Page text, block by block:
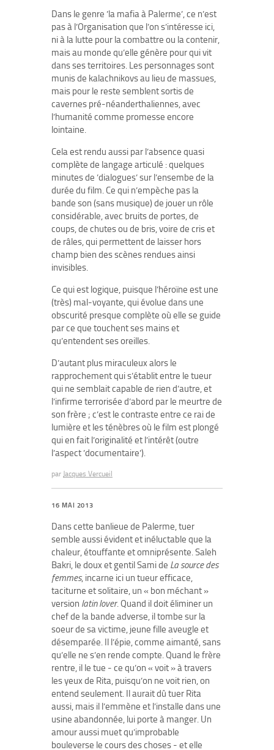
Dans le genre ’la mafia à Palerme’, ce n’est
pas à l’Organisation que l’on s’intéresse ici,
ni à la lutte pour la combattre ou la contenir,
mais au monde qu’elle génère pour qui vit
dans ses territoires. Les personnages sont
munis de kalachnikovs au lieu de massues,
mais pour le reste semblent sortis de
cavernes pré-néanderthaliennes, avec
l’humanité comme promesse encore
lointaine.
Cela est rendu aussi par l’absence quasi
complète de langage articulé : quelques
minutes de ’dialogues’ sur l’ensembe de la
durée du film. Ce qui n’empèche pas la
bande son (sans musique) de jouer un rôle
considérable, avec bruits de portes, de
coups, de chutes ou de bris, voire de cris et
de râles, qui permettent de laisser hors
champ bien des scènes rendues ainsi
invisibles.
Ce qui est logique, puisque l’héroïne est une
(très) mal-voyante, qui évolue dans une
obscurité presque complète où elle se guide
par ce que touchent ses mains et
qu’entendent ses oreilles.
D’autant plus miraculeux alors le
rapprochement qui s’établit entre le tueur
qui ne semblait capable de rien d’autre, et
l’infirme terrorisée d’abord par le meurtre de
son frère ; c’est le contraste entre ce rai de
lumière et les ténèbres où le film est plongé
qui en fait l’originalité et l’intérêt (outre
l’aspect ’documentaire’).
par Jacques Vercueil
16 MAI 2013
Dans cette banlieue de Palerme, tuer
semble aussi évident et inéluctable que la
chaleur, étouffante et omniprésente. Saleh
Bakri, le doux et gentil Sami de La source des
femmes, incarne ici un tueur efficace,
taciturne et solitaire, un « bon méchant »
version latin lover. Quand il doit éliminer un
chef de la bande adverse, il tombe sur la
soeur de sa victime, jeune fille aveugle et
désemparée. Il l’épie, comme aimanté, sans
qu’elle ne s’en rende compte. Quand le frère
rentre, il le tue - ce qu’on « voit » à travers
les yeux de Rita, puisqu’on ne voit rien, on
entend seulement. Il aurait dû tuer Rita
aussi, mais il l’emmène et l’installe dans une
usine abandonnée, lui porte à manger. Un
amour aussi muet qu’improbable
bouleverse le cours des choses - et elle